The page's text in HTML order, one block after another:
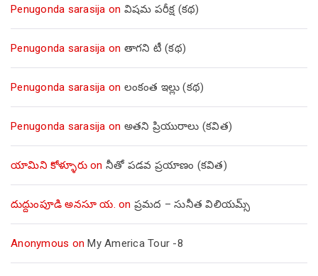
Penugonda sarasija on విషమ పరీక్ష (క‌థ‌)
Penugonda sarasija on తాగని టీ (కథ)
Penugonda sarasija on లంకంత ఇల్లు (కథ)
Penugonda sarasija on అతని ప్రియురాలు (కవిత)
యామిని కోళ్ళూరుon నీతో పడవ ప్రయాణం (కవిత)
దుద్దుంపూడి అనసూ య. on ప్రమద – సునీత విలియమ్స్
Anonymous onMy America Tour -8